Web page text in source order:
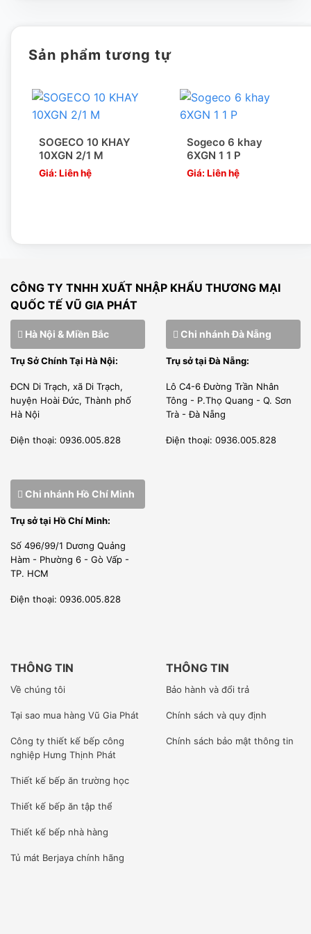
chúng tôi nhập khẩu đều có chứng nhận CO, CQ
[wpcc-iframe allowfullscreen=”” frameborder=”0″
height=”360″ src=”https://www.youtube-
nocookie.com/embed/xBFDmyiQEsc” style=”position:
absolute;top: 0;left: 0;width: 100%;height: 100%;”
Chúng tôi là công ty phân phối được nhà sản xuất cấp
cấp phép đủ điều kiện lắp đặt, bảo trì, bảo hành sản phẩm
của hãng.
LÀM VIỆC CHUYÊN NGHIỆP
Chúng tôi là đơn vị nhập khẩu trực tiếp giao hàng và lắp
đặt thi công dự án.
Đội ngũ nhân sự kỹ thuật viên của Vũ Gia Phát được tuyển
absolute;top: 0;left: 0;width: 100%;height: 100%;”
Sản phẩm tương tự
SOGECO 10 KHAY
10XGN 2/1 M
Giá: Liên hệ
Sogeco 6 khay
6XGN 1 1 P
Giá: Liên hệ
CÔNG TY TNHH XUẤT NHẬP KHẨU THƯƠNG MẠI
QUỐC TẾ VŨ GIA PHÁT
Hà Nội & Miền Bắc
Trụ Sở Chính Tại Hà Nội:
ĐCN Di Trạch, xã Di Trạch,
huyện Hoài Đức, Thành phố
Hà Nội
Điện thoại: 0936.005.828
Chi nhánh Đà Nẵng
Trụ sở tại Đà Nẵng:
Lô C4-6 Đường Trần Nhân
Tông - P.Thọ Quang - Q. Sơn
Trà - Đà Nẵng
Điện thoại: 0936.005.828
Chi nhánh Hồ Chí Minh
Trụ sở tại Hồ Chí Minh:
Số 496/99/1 Dương Quảng
Hàm - Phường 6 - Gò Vấp -
TP. HCM
Điện thoại: 0936.005.828
THÔNG TIN
Về chúng tôi
Tại sao mua hàng Vũ Gia Phát
Công ty thiết kế bếp công
nghiệp Hưng Thịnh Phát
Thiết kế bếp ăn trường học
Thiết kế bếp ăn tập thể
Thiết kế bếp nhà hàng
Tủ mát Berjaya chính hãng
THÔNG TIN
Bảo hành và đổi trả
Chính sách và quy định
Chính sách bảo mật thông tin